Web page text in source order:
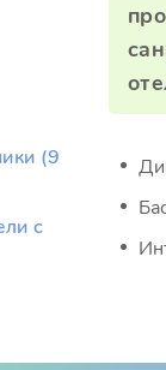
(9
с